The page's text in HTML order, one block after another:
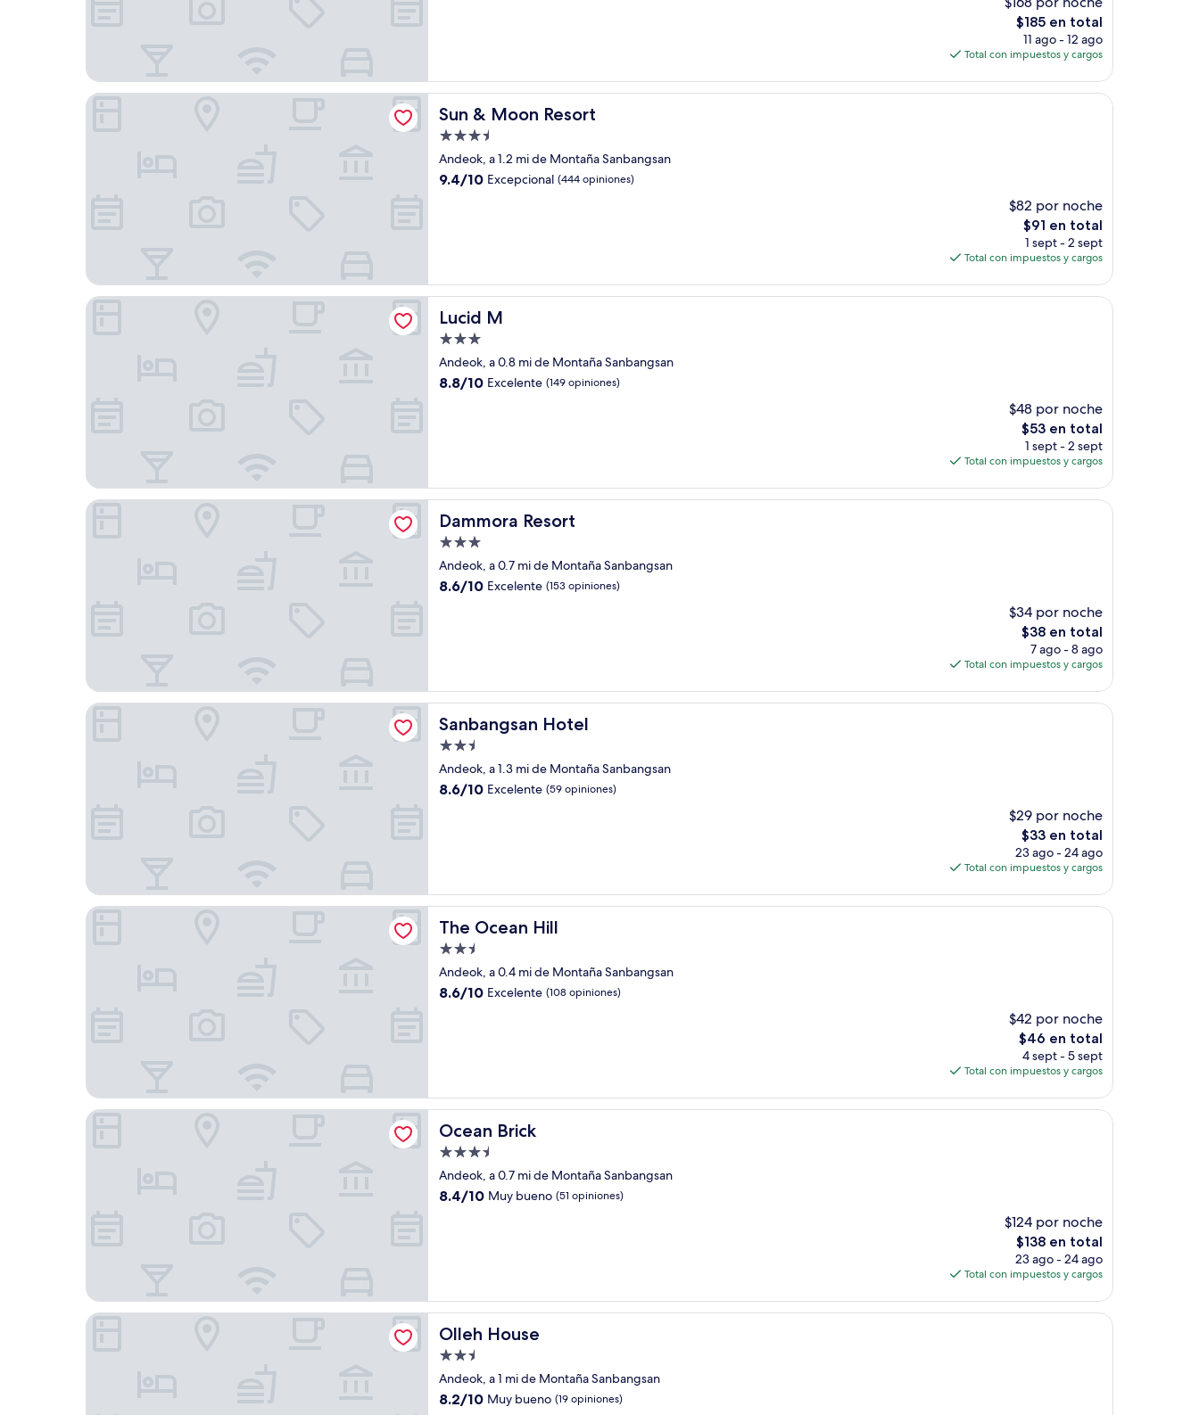
El
precio
actual
de
$185 en total
11 ago - 12 ago
Total con impuestos y cargos
Sun & Moon Resort
Sun & Moon Resort
Propiedad
de
3.5
Andeok, a 1.2 mi de Montaña Sanbangsan
9.4
9.4/10 Excepcional (444 opiniones)
$82 por noche
El
precio
actual
de
$91 en total
1 sept - 2 sept
Total con impuestos y cargos
Sun & Moon Resort
Lucid M
Lucid M
Propiedad
de
3.0
Andeok, a 0.8 mi de Montaña Sanbangsan
8.8
8.8/10 Excelente (149 opiniones)
$48 por noche
El
precio
actual
de
$53 en total
1 sept - 2 sept
Total con impuestos y cargos
Lucid M
Dammora Resort
Dammora Resort
Propiedad
de
3.0
Andeok, a 0.7 mi de Montaña Sanbangsan
8.6
8.6/10 Excelente (153 opiniones)
$34 por noche
El
precio
actual
de
$38 en total
7 ago - 8 ago
Total con impuestos y cargos
Dammora Resort
Sanbangsan Hotel
Sanbangsan Hotel
Propiedad
de
2.5
Andeok, a 1.3 mi de Montaña Sanbangsan
8.6
8.6/10 Excelente (59 opiniones)
$29 por noche
El
precio
actual
de
$33 en total
23 ago - 24 ago
Total con impuestos y cargos
Sanbangsan Hotel
The Ocean Hill
The Ocean Hill
Propiedad
de
2.5
Andeok, a 0.4 mi de Montaña Sanbangsan
8.6
8.6/10 Excelente (108 opiniones)
$42 por noche
El
precio
actual
de
$46 en total
4 sept - 5 sept
Total con impuestos y cargos
The Ocean Hill
Ocean Brick
Ocean Brick
Propiedad
de
3.5
Andeok, a 0.7 mi de Montaña Sanbangsan
8.4
8.4/10 Muy bueno (51 opiniones)
$124 por noche
El
precio
actual
de
$138 en total
23 ago - 24 ago
Total con impuestos y cargos
Ocean Brick
Olleh House
Olleh House
Propiedad
de
2.5
Andeok, a 1 mi de Montaña Sanbangsan
8.2
8.2/10 Muy bueno (19 opiniones)
Olleh House